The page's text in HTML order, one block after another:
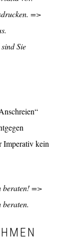
=>
Sie
Imperativ kein
beraten! =>
beraten.